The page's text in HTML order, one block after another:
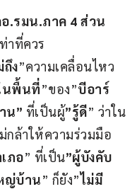
.รมน.ภาค 4 ส่วน
าที่ควร
ถึง”ความเคลื่อนไหว
นพื้นที่”ของ”บีอาร์
น” ที่เป็นผู้”รู้ดี” ว่าใน
กล้าให้ความร่วมมือ
ภอ” ที่เป็น”ผู้บังคับ
ญ่บ้าน” ก็ยัง”ไม่มี